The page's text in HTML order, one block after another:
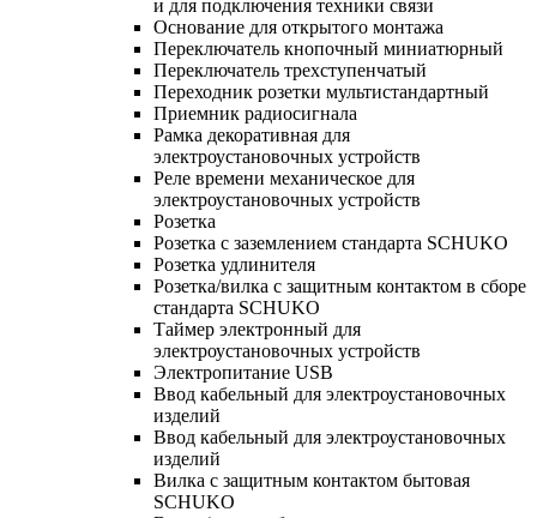
и для подключения техники связи
Основание для открытого монтажа
Переключатель кнопочный миниатюрный
Переключатель трехступенчатый
Переходник розетки мультистандартный
Приемник радиосигнала
Рамка декоративная для
электроустановочных устройств
Реле времени механическое для
электроустановочных устройств
Розетка
Розетка с заземлением стандарта SCHUKO
Розетка удлинителя
Розетка/вилка с защитным контактом в сборе
стандарта SCHUKO
Таймер электронный для
электроустановочных устройств
Электропитание USB
Ввод кабельный для электроустановочных
изделий
Ввод кабельный для электроустановочных
изделий
Вилка с защитным контактом бытовая
SCHUKO